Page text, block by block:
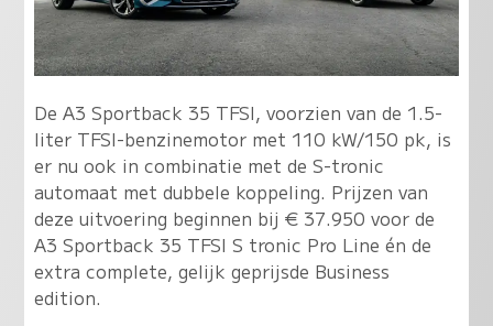
De A3 Sportback 35 TFSI, voorzien van de 1.5-
liter TFSI-benzinemotor met 110 kW/150 pk, is
er nu ook in combinatie met de S-tronic
automaat met dubbele koppeling. Prijzen van
deze uitvoering beginnen bij € 37.950 voor de
A3 Sportback 35 TFSI S tronic Pro Line én de
extra complete, gelijk geprijsde Business
edition.